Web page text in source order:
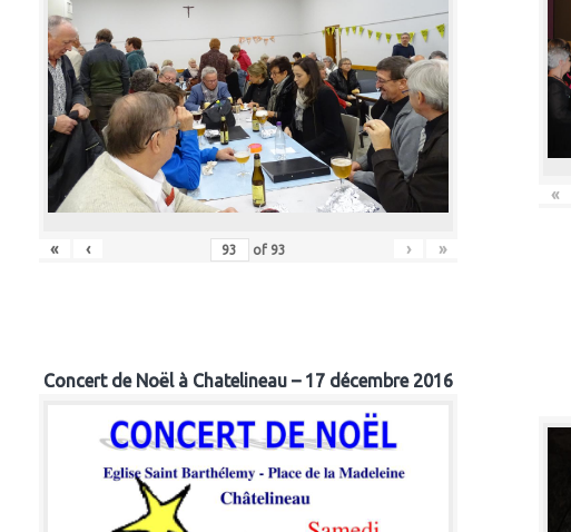
« ‹ of 93 › »
«
Concert de Noël à Chatelineau – 17 décembre 2016